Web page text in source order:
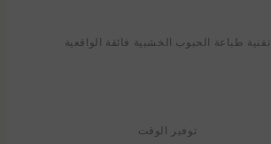
تقنية طباعة الحبوب الخشبية فائقة الواقعية
توفير الوقت